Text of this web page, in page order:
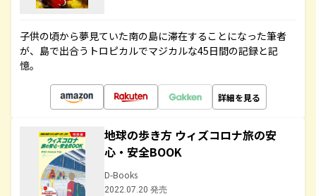
子供の頃から夢見ていた南の島に滞在することになった筆者
が、島で出合うトロピカルでマジカルな45日間の記録と記
憶。
詳細を見る
地球の歩き方 ウィズコロナ旅の安
心・安全BOOK
D-Books
2022.07.20 発売